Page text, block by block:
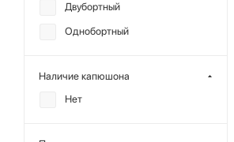
Двубортный
Однобортный
Наличие капюшона
Нет